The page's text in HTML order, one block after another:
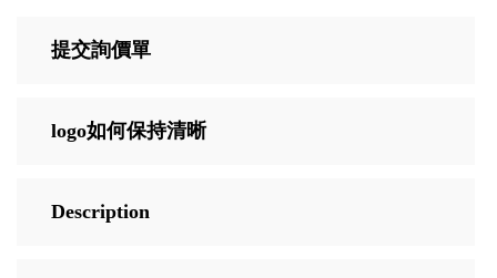
提交詢價單
logo如何保持清晰
Description